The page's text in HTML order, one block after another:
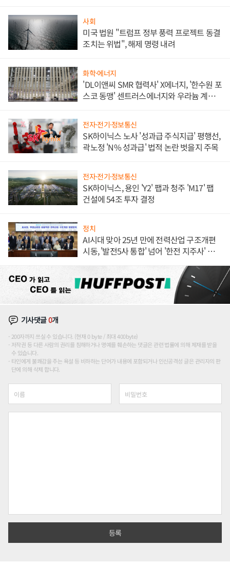
사회
미국 법원 "트럼프 정부 풍력 프로젝트 동결
조치는 위법", 해제 명령 내려
화학·에너지
'DL이앤씨 SMR 협력사' X에너지, '한수원 포
스코 동맹' 센트러스에너지와 우라늄 계약
전자·전기·정보통신
SK하이닉스 노사 '성과급 주식지급' 평행선,
곽노정 'N% 성과급' 법적 논란 벗을지 주목
전자·전기·정보통신
SK하이닉스, 용인 'Y2' 팹과 청주 'M17' 팹
건설에 54조 투자 결정
정치
AI시대 맞아 25년 만에 전력산업 구조개편
시동, '발전5사 통합' 넘어 '한전 지주사' 재편
기사댓글0개
200자까지 쓰실 수 있습니다. (현재 0 byte / 최대 400byte)
저작권 등 다른 사람의 권리를 침해하거나 명예를 훼손하는 댓글은 관련 법률에 의해 제재를 받을
수 있습니다.
타인에게 불쾌감을 주는 욕설 등 비하하는 단어가 내용에 포함되거나 인신공격성 글은 관리자의 판
단에 의해 삭제 합니다.